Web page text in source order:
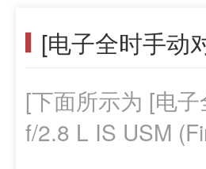
Webcam软件程
序的更改 -支持
Powershot V10
能。通过使用
Webcam Utility
相机和
[电子全时手动
[下面所示为 [电
f/2.8 L IS USM